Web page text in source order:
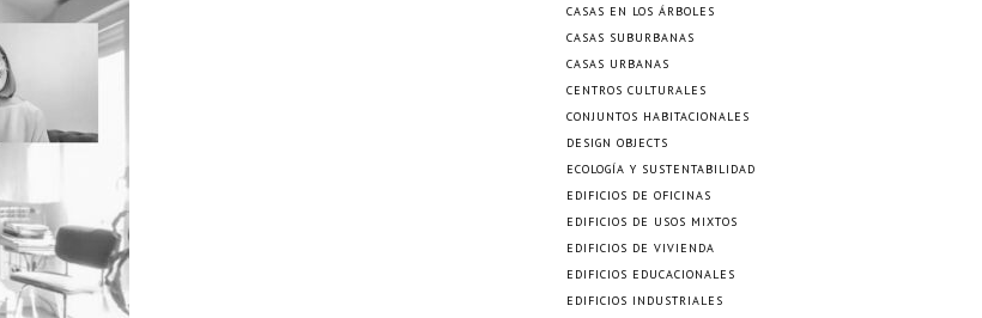
CASAS EN LOS ÁRBOLES
CASAS SUBURBANAS
CASAS URBANAS
CENTROS CULTURALES
CONJUNTOS HABITACIONALES
DESIGN OBJECTS
ECOLOGÍA Y SUSTENTABILIDAD
EDIFICIOS DE OFICINAS
EDIFICIOS DE USOS MIXTOS
EDIFICIOS DE VIVIENDA
EDIFICIOS EDUCACIONALES
EDIFICIOS INDUSTRIALES